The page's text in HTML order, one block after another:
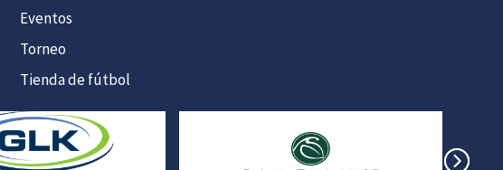
Eventos
Torneo
Tienda de fútbol